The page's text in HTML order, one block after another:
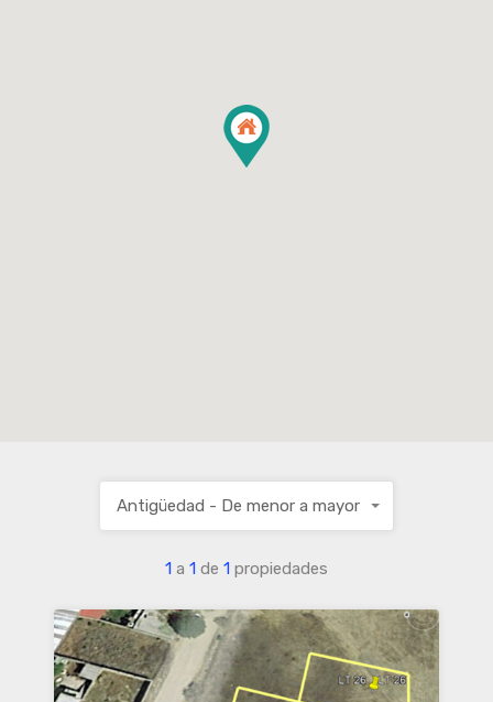
1 a 1 de 1 propiedades
Antigüedad - De menor a mayor